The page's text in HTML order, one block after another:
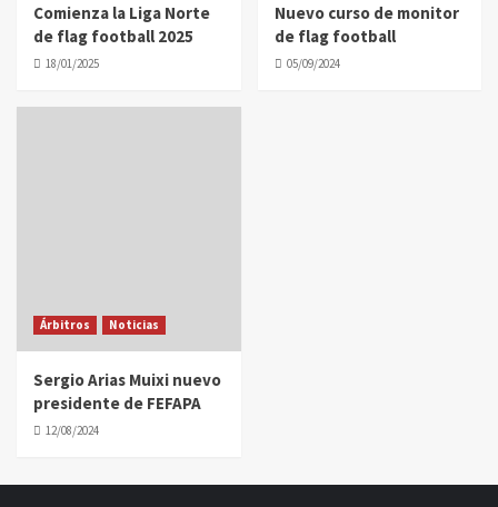
Comienza la Liga Norte
de flag football 2025
18/01/2025
Nuevo curso de monitor
de flag football
05/09/2024
Árbitros Noticias
Sergio Arias Muixi nuevo
presidente de FEFAPA
12/08/2024